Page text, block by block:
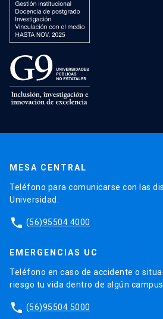
MESA CENTRAL
Teléfono para comunicarse con las
Universidad.
phone (56)95504 4000
EMERGENCIAS UC
Teléfono en caso de accidente o
riesgo tu vida dentro de algún
phone (56)95504 5000